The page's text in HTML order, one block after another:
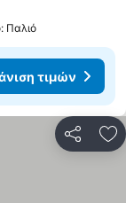
Παλιό
τιμών